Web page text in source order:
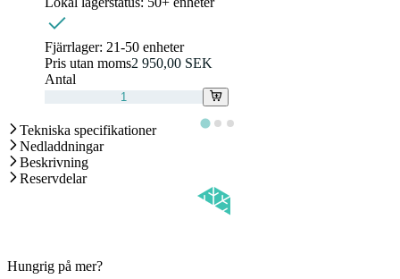
Fjärrlager: 21-50 enheter
Pris utan moms2 950,00 SEK
Antal
Tekniska specifikationer
Nedladdningar
Beskrivning
Reservdelar
Hungrig på mer?